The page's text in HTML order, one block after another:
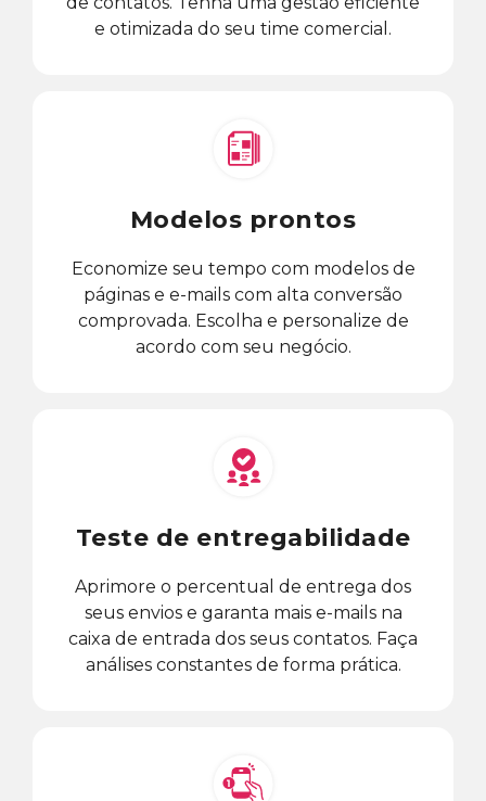
e otimizada do seu time comercial.
Modelos prontos
Economize seu tempo com modelos de
páginas e e-mails com alta conversão
comprovada. Escolha e personalize de
acordo com seu negócio.
Teste de entregabilidade
Aprimore o percentual de entrega dos
seus envios e garanta mais e-mails na
caixa de entrada dos seus contatos. Faça
análises constantes de forma prática.